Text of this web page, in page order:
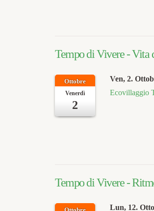
Tempo di Vivere - Vita
Ottobre
Venerdì
2
Ven, 2.
Ecovillaggio
Tempo di Vivere -
Lun, 12.